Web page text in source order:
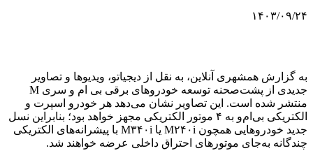
۱۴۰۳/۰۹/۲۴
به گزارش همشهری آنلاین، به نقل از دیجیاتو، ویدیوها و تصاویر
جدیدی از پشت‌صحنه توسعه خودروهای برقی بی ام و سری M
منتشر شده است. این تصاویر نشان می‌دهد هر خودرو اسپرت و
الکتریکی بی‌ام‌و به ۴ موتور الکتریکی مجهز خواهد بود؛ بنابراین نسل
جدید خودروهایی همچون M۲۴۰i یا M۳۴۰i با پیشرانه‌های الکتریکی
چندگانه به‌جای موتورهای احتراق‌ داخلی عرضه خواهند شد.